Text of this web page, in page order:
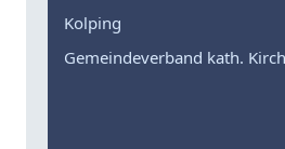
Kolping
Gemeindeverband kath.